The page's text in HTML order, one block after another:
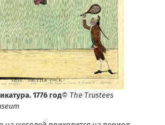
1776 год© The Trustees